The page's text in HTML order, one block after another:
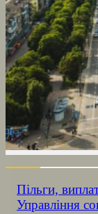
Пільги,
Управління